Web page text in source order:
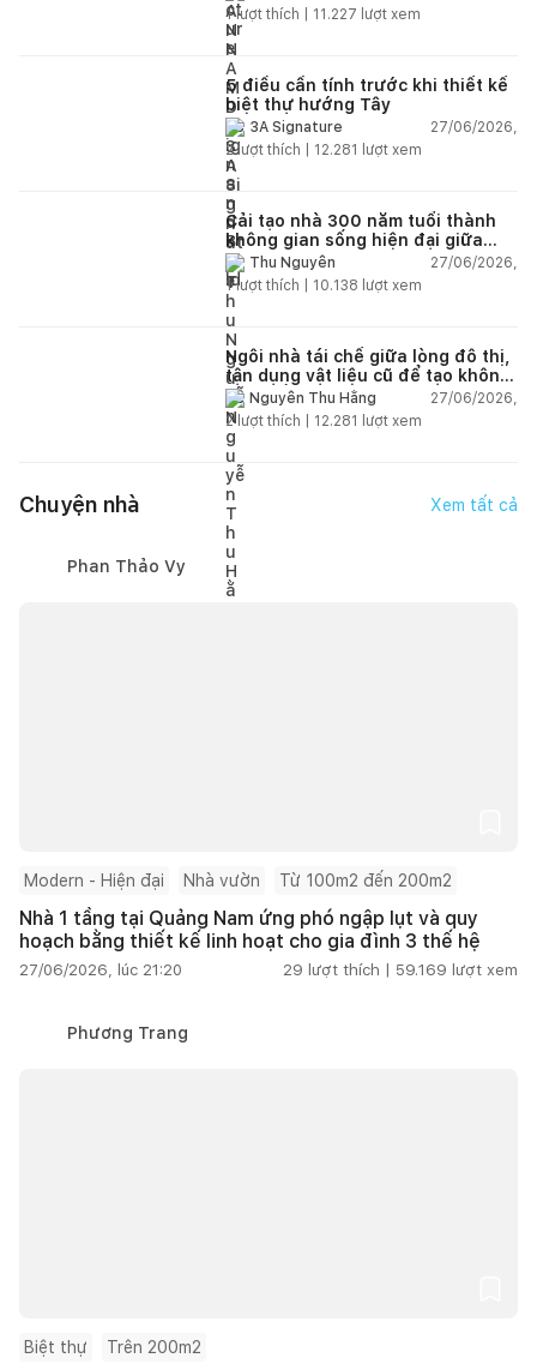
1lượt thích | 11.227 lượt xem
5 điều cần tính trước khi thiết kế
biệt thự hướng Tây
3A Signature
27/06/2026,
2lượt thích | 12.281 lượt xem
Cải tạo nhà 300 năm tuổi thành
không gian sống hiện đại giữa
thiên nhiên
Thu Nguyễn
27/06/2026,
1lượt thích | 10.138 lượt xem
Ngôi nhà tái chế giữa lòng đô thị,
tận dụng vật liệu cũ để tạo không
gian sống linh hoạt
Nguyễn Thu Hằng
27/06/2026,
2lượt thích | 12.281 lượt xem
Chuyện nhà Xem tất cả
Phan Thảo Vy
Modern - Hiện đại Nhà vườn Từ 100m2 đến 200m2
Nhà 1 tầng tại Quảng Nam ứng phó ngập lụt và quy
hoạch bằng thiết kế linh hoạt cho gia đình 3 thế hệ
27/06/2026, lúc 21:20 29 lượt thích | 59.169 lượt xem
Phương Trang
Biệt thự Trên 200m2